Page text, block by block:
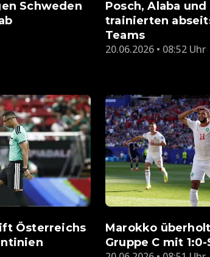
Schweden
Posch, Alaba
trainierten
Teams
20.06.2026 • 08:52 Uhr
Österreichs
Marokko
Gruppe C mit